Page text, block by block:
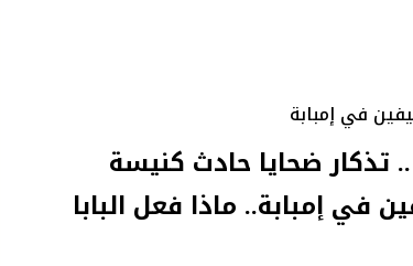
في إمبابة
ضحايا حادث كنيسة
إمبابة.. ماذا فعل البابا